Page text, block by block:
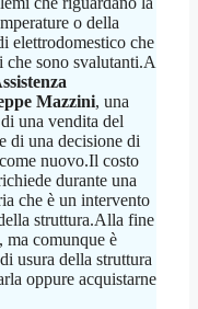
o della
elettrodomestico che
che sono svalutanti.A
Mazzini, una
una vendita del
di una decisione di
nuovo.Il costo
durante una
che è un intervento
struttura.Alla fine
ma comunque è
usura della struttura
oppure acquistarne